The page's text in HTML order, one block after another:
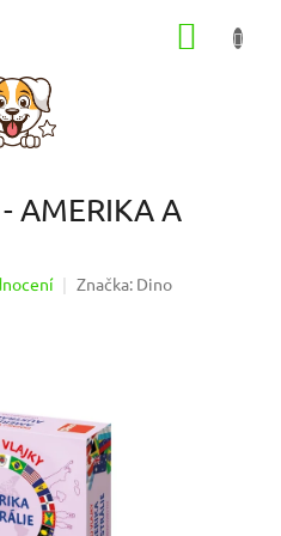
AMERIKA A
Značka: Dino